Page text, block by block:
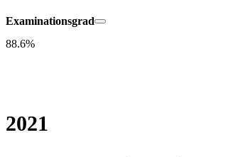
Examinationsgrad
88.6%
2021